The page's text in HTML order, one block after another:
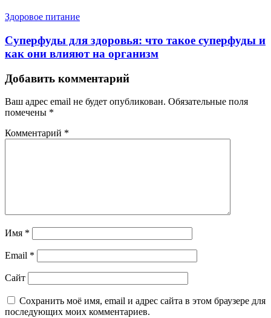
Здоровое питание
Суперфуды для здоровья: что такое суперфуды и
как они влияют на организм
Добавить комментарий
Ваш адрес email не будет опубликован. Обязательные поля
помечены *
Комментарий *
Имя *
Email *
Сайт
Сохранить моё имя, email и адрес сайта в этом браузере для
последующих моих комментариев.